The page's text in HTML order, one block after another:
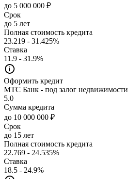
до 5 000 000 ₽
Срок
до 5 лет
Полная стоимость кредита
23.219 - 31.425%
Ставка
11.9 - 31.9%
Оформить кредит
МТС Банк - под залог недвижимости
5.0
Сумма кредита
до 10 000 000 ₽
Срок
до 15 лет
Полная стоимость кредита
22.769 - 24.535%
Ставка
18.5 - 24.9%